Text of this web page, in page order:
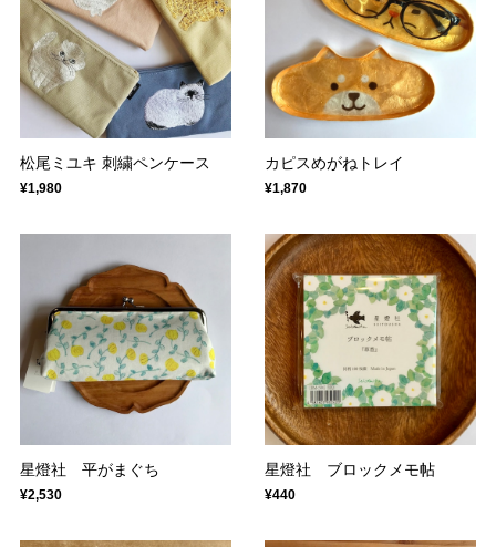
松尾ミユキ 刺繍ペンケース
¥1,980
カピスめがねトレイ
¥1,870
星燈社 平がまぐち
¥2,530
星燈社 ブロックメモ帖
¥440